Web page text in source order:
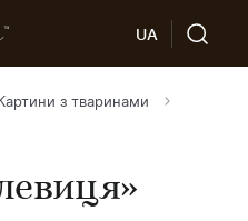
UA
Картини з тваринами